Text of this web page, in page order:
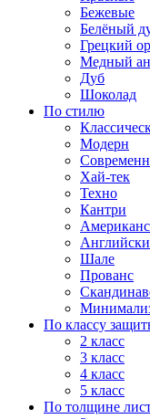
Бежевые
Белёный
Грецкий
Медный
Дуб
Шоколад
По стилю
Модерн
Хай-тек
Техно
Кантри
Шале
Прованс
По классу
2 класс
3 класс
4 класс
5 класс
По толщине